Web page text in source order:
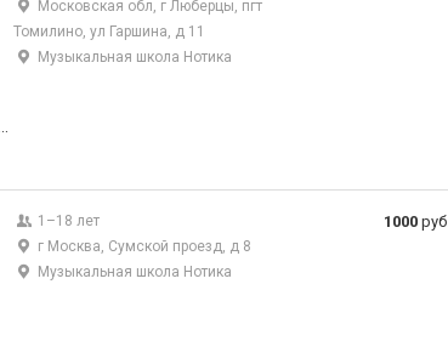
Московская обл, г Люберцы, пгт
Томилино, ул Гаршина, д 11
Музыкальная школа Нотика
1–18 лет
г Москва, Сумской проезд, д 8
Музыкальная школа Нотика
1000